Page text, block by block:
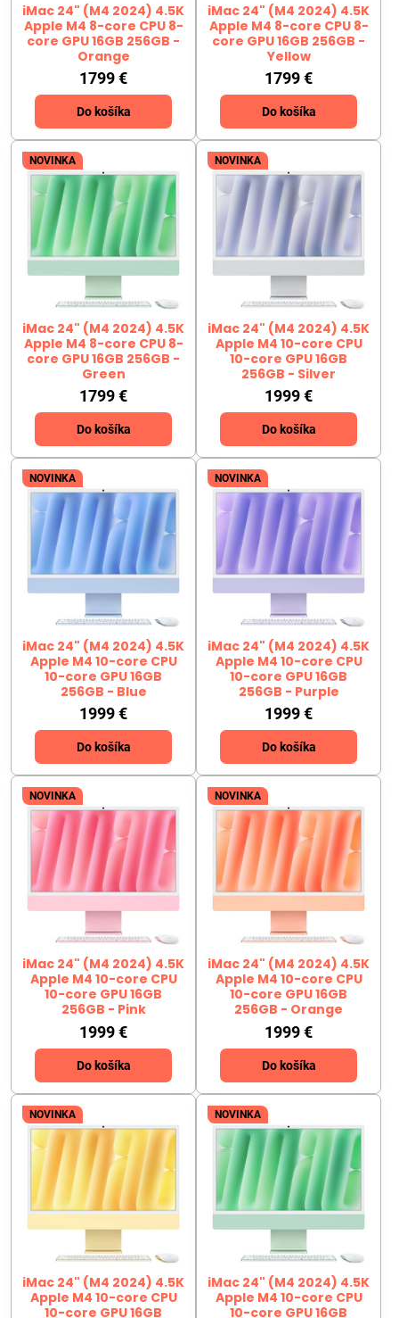
iMac 24" (M4 2024) 4.5K
Apple M4 8-core CPU 8-
core GPU 16GB 256GB -
Orange
1799 €
Do košíka
iMac 24" (M4 2024) 4.5K
Apple M4 8-core CPU 8-
core GPU 16GB 256GB -
Yellow
1799 €
Do košíka
NOVINKA
iMac 24" (M4 2024) 4.5K
Apple M4 8-core CPU 8-
core GPU 16GB 256GB -
Green
1799 €
Do košíka
NOVINKA
iMac 24" (M4 2024) 4.5K
Apple M4 10-core CPU
10-core GPU 16GB
256GB - Silver
1999 €
Do košíka
NOVINKA
iMac 24" (M4 2024) 4.5K
Apple M4 10-core CPU
10-core GPU 16GB
256GB - Blue
1999 €
Do košíka
NOVINKA
iMac 24" (M4 2024) 4.5K
Apple M4 10-core CPU
10-core GPU 16GB
256GB - Purple
1999 €
Do košíka
NOVINKA
iMac 24" (M4 2024) 4.5K
Apple M4 10-core CPU
10-core GPU 16GB
256GB - Pink
1999 €
Do košíka
NOVINKA
iMac 24" (M4 2024) 4.5K
Apple M4 10-core CPU
10-core GPU 16GB
256GB - Orange
1999 €
Do košíka
NOVINKA
iMac 24" (M4 2024) 4.5K
Apple M4 10-core CPU
10-core GPU 16GB
NOVINKA
iMac 24" (M4 2024) 4.5K
Apple M4 10-core CPU
10-core GPU 16GB